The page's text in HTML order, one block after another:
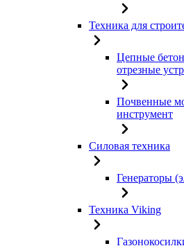
Техника для
Цепные
отрезные
Почвенные
инструмент
Силовая техника
Генераторы
Техника Viking